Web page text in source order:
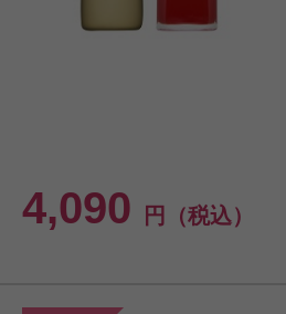
4,090 円（税込）